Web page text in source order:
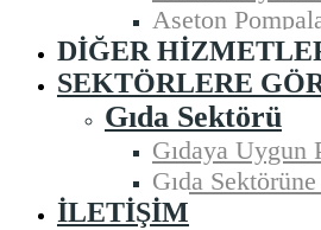
Aseton
DIĞER
SEKTÖRLERE
Gıda Sektörü
Gıdaya Uygun
Gıda
İLETIŞIM